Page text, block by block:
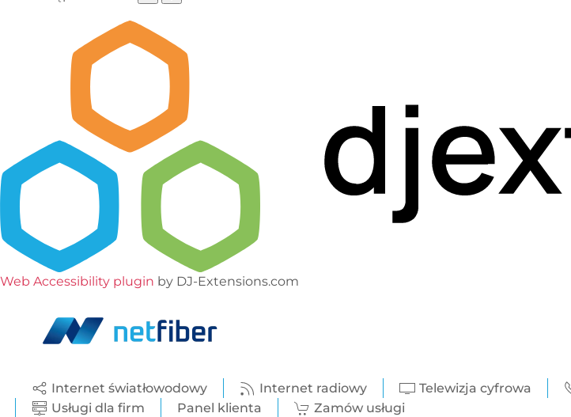
Web Accessibility plugin by DJ-Extensions.com
Internet światłowodowy Internet radiowy Telewizja cyfrowa
Usługi dla firm
Panel klienta Zamów usługi